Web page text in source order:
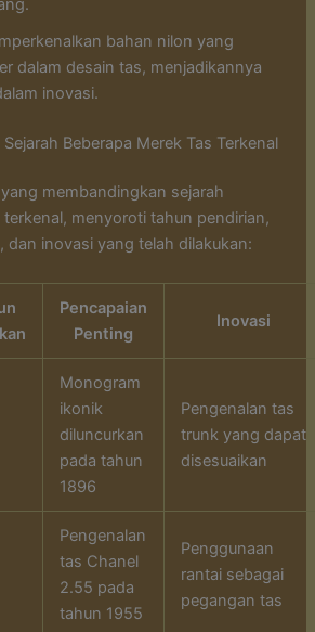
bahan nilon yang
dalam desain tas, menjadikannya
inovasi.
Beberapa Merek Tas Terkenal
membandingkan sejarah
menyoroti tahun pendirian,
dan inovasi yang telah dilakukan:
Pencapaian
Penting
Inovasi
Monogram
ikonik
diluncurkan
pada tahun
1896
Pengenalan tas
trunk yang dapat
disesuaikan
Pengenalan
tas Chanel
2.55 pada
tahun 1955
Penggunaan
rantai sebagai
pegangan tas